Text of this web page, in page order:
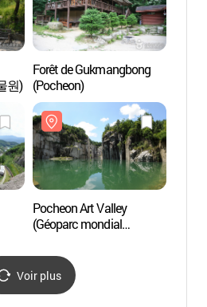
원)
Forêt de Gukmangbong
(Pocheon)
Pocheon Art Valley
(Géoparc mondial
Hantan) (포천아트밸리
(한탄강 유네스코
세계지질공원))
Voir plus